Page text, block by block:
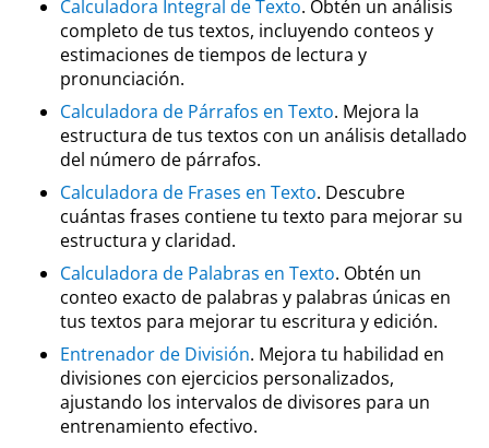
Calculadora Integral de Texto. Obtén un análisis
completo de tus textos, incluyendo conteos y
estimaciones de tiempos de lectura y
pronunciación.
Calculadora de Párrafos en Texto. Mejora la
estructura de tus textos con un análisis detallado
del número de párrafos.
Calculadora de Frases en Texto. Descubre
cuántas frases contiene tu texto para mejorar su
estructura y claridad.
Calculadora de Palabras en Texto. Obtén un
conteo exacto de palabras y palabras únicas en
tus textos para mejorar tu escritura y edición.
Entrenador de División. Mejora tu habilidad en
divisiones con ejercicios personalizados,
ajustando los intervalos de divisores para un
entrenamiento efectivo.